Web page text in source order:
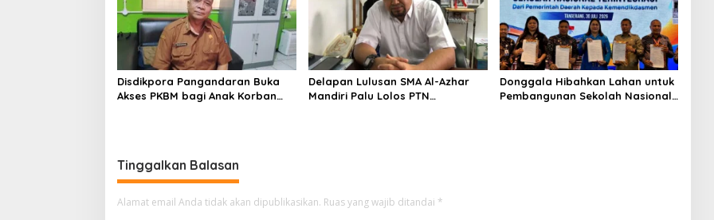
Disdikpora Pangandaran Buka
Akses PKBM bagi Anak Korban
Delapan Lulusan SMA Al-Azhar
Mandiri Palu Lolos PTN
Donggala Hibahkan Lahan untuk
Pembangunan Sekolah Nasional
Tinggalkan Balasan
Alamat email Anda tidak akan dipublikasikan. Ruas yang wajib ditandai *